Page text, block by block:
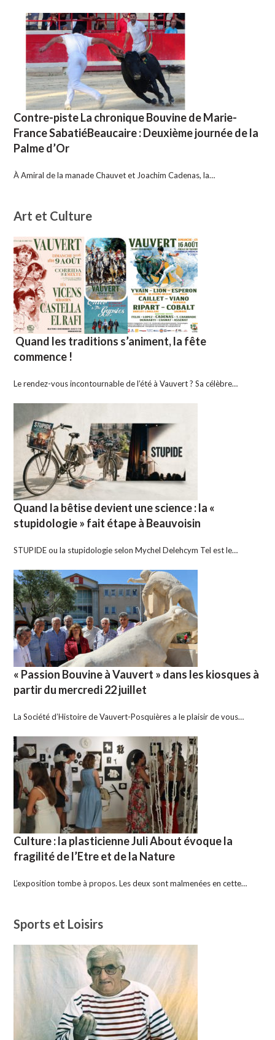
Contre-piste La chronique Bouvine de Marie-
France SabatiéBeaucaire : Deuxième journée de la
Palme d’Or
À Amiral de la manade Chauvet et Joachim Cadenas, la…
Art et Culture
Quand les traditions s’animent, la fête
commence !
Le rendez-vous incontournable de l’été à Vauvert ? Sa célèbre…
Quand la bêtise devient une science : la «
stupidologie » fait étape à Beauvoisin
STUPIDE ou la stupidologie selon Mychel Delehcym Tel est le…
« Passion Bouvine à Vauvert » dans les kiosques à
partir du mercredi 22 juillet
La Société d’Histoire de Vauvert-Posquières a le plaisir de vous…
Culture : la plasticienne Juli About évoque la
fragilité de l’Etre et de la Nature
L’exposition tombe à propos. Les deux sont malmenées en cette…
Sports et Loisirs